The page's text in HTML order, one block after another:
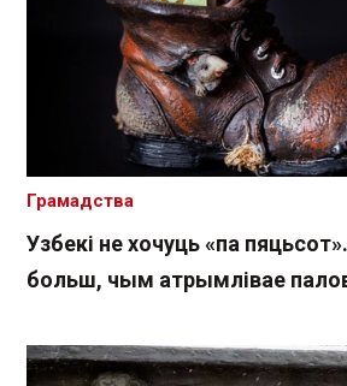
Узбекі не хочуць «па
больш, чым атрымлівае
Грамадства